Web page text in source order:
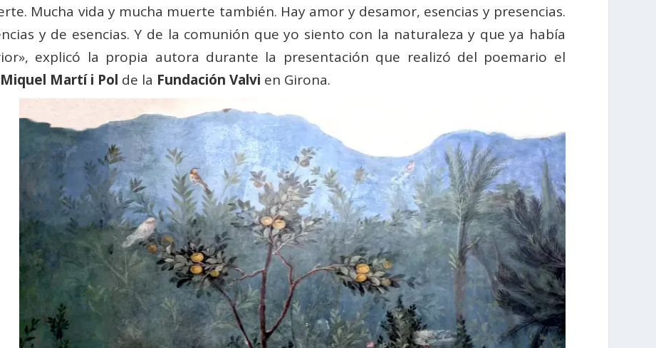
Mucha vida y mucha muerte también. Hay amor y desamor, esencias y presencias.
y de esencias. Y de la comunión que yo siento con la naturaleza y que ya había
explicó la propia autora durante la presentación que realizó del poemario el
Miquel Martí i Pol de la Fundación Valvi en Girona.